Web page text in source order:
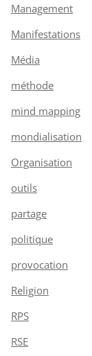
Management
Manifestations
Média
méthode
mind mapping
mondialisation
Organisation
outils
partage
politique
provocation
Religion
RPS
RSE